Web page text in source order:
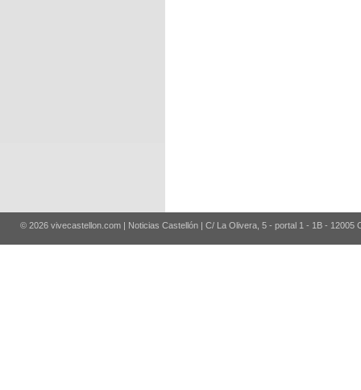
© 2026 vivecastellon.com | Noticias Castellón | C/ La Olivera, 5 - portal 1 - 1B - 12005